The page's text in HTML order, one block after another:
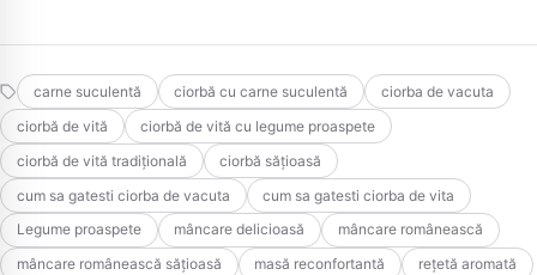
carne suculentă ciorbă cu carne suculentă
ciorba de vacuta
ciorbă de vită
ciorbă de vită cu legume proaspete
ciorbă de vită tradițională
ciorbă sățioasă
cum sa gatesti ciorba de vacuta
cum sa gatesti ciorba de vita
Legume proaspete
mâncare delicioasă
mâncare românească
mâncare românească sățioasă
masă reconfortantă
rețetă aromată